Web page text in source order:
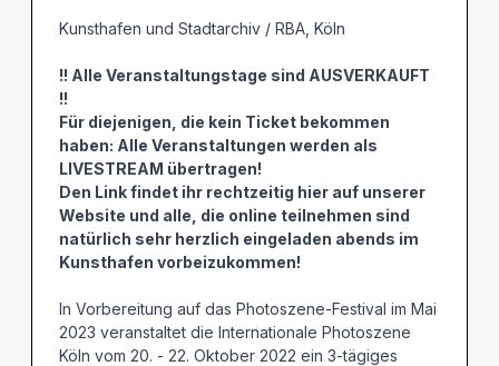
Kunsthafen und Stadtarchiv / RBA, Köln
!! Alle Veranstaltungstage sind AUSVERKAUFT
!!
Für diejenigen, die kein Ticket bekommen
haben: Alle Veranstaltungen werden als
LIVESTREAM übertragen!
Den Link findet ihr rechtzeitig hier auf unserer
Website und alle, die online teilnehmen sind
natürlich sehr herzlich eingeladen abends im
Kunsthafen vorbeizukommen!
In Vorbereitung auf das Photoszene-Festival im Mai
2023 veranstaltet die Internationale Photoszene
Köln vom 20. - 22. Oktober 2022 ein 3-tägiges